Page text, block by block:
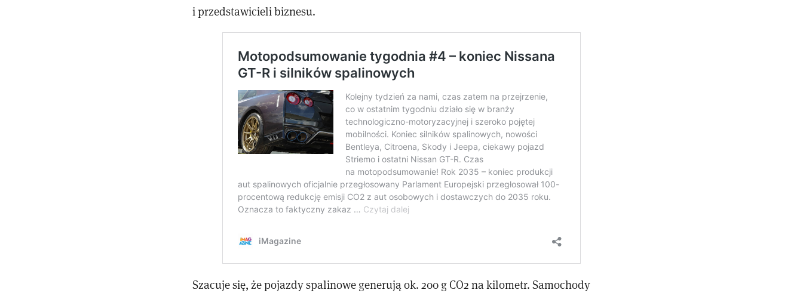
i przedstawicieli biznesu.
Szacuje się, że pojazdy spalinowe generują ok. 200 g CO2 na kilometr. Samochody